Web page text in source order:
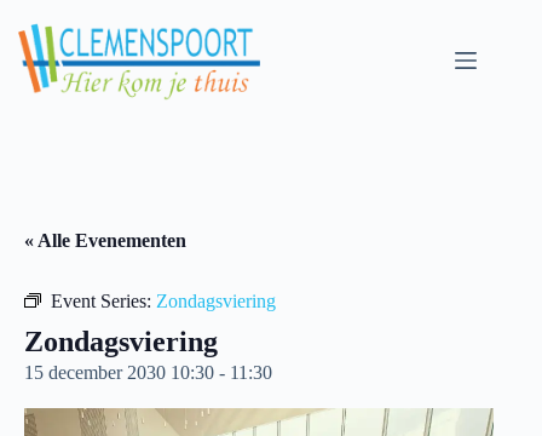
content
« Alle Evenementen
Event Series: Zondagsviering
Zondagsviering
15 december 2030 10:30 - 11:30